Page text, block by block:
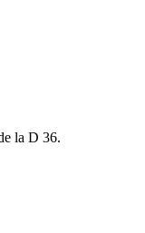
la D 36.